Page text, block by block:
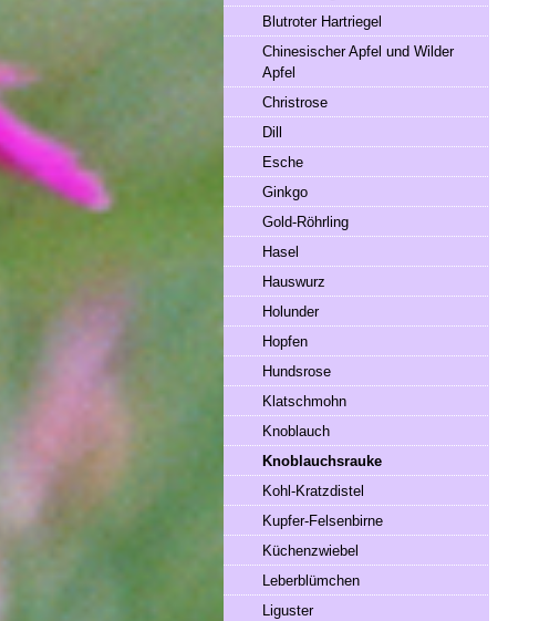
Blutroter Hartriegel
Chinesischer Apfel und Wilder
Apfel
Christrose
Dill
Esche
Ginkgo
Gold-Röhrling
Hasel
Hauswurz
Holunder
Hopfen
Hundsrose
Klatschmohn
Knoblauch
Knoblauchsrauke
Kohl-Kratzdistel
Kupfer-Felsenbirne
Küchenzwiebel
Leberblümchen
Liguster